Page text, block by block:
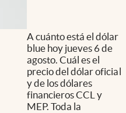
A cuánto está el dólar
blue hoy jueves 6 de
agosto. Cuál es el
precio del dólar oficial
y de los dólares
financieros CCL y
MEP. Toda la